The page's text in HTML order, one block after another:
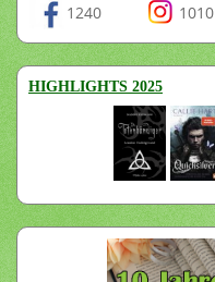
1240 1010
HIGHLIGHTS 2025